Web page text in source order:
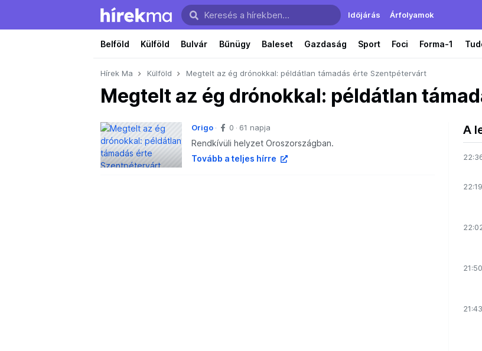
Időjárás Árfolyamok
Belföld Külföld Bulvár Bűnügy Baleset Gazdaság Sport Foci Forma-1
Hírek Ma Külföld Megtelt az ég drónokkal: példátlan támadás érte Szentpétervárt
Megtelt az ég drónokkal: példátlan
Origo 0 61 napja
Rendkívüli helyzet Oroszországban.
Tovább a teljes hírre
A
22:19
21:50
21:43